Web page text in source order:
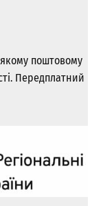
поштовому
Передплатний